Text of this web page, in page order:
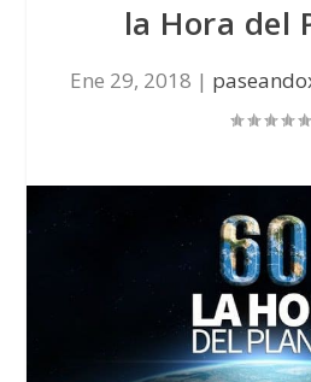
la Hora del
Ene 29, 2018 |